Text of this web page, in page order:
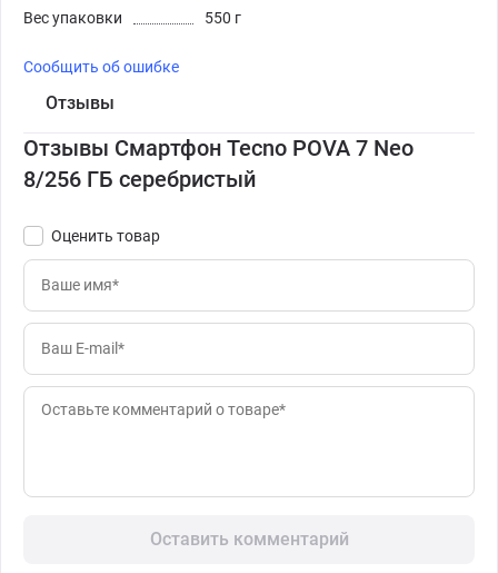
Вес упаковки
550 г
Сообщить об ошибке
Отзывы
Отзывы Смартфон Tecno POVA 7 Neo
8/256 ГБ серебристый
Оценить товар
Оставить комментарий